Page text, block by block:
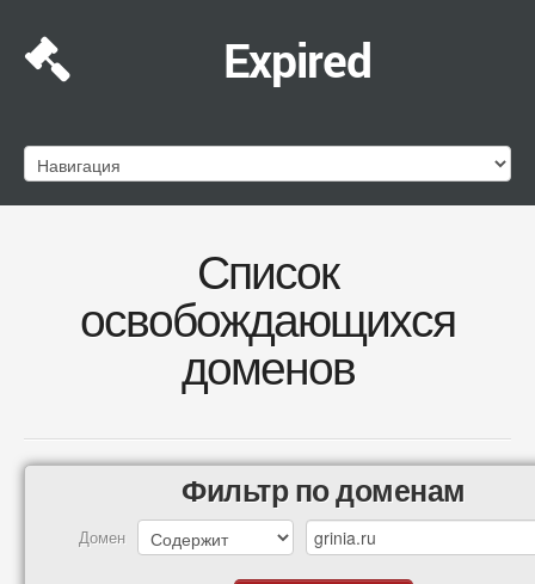
Expired
Список
освобождающихся
доменов
Фильтр по доменам
Домен